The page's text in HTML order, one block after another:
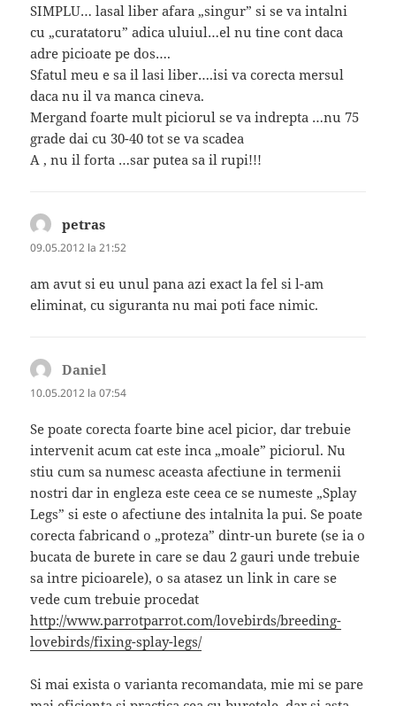
SIMPLU… lasal liber afara „singur” si se va intalni
cu „curatatoru” adica uluiul…el nu tine cont daca
adre picioate pe dos….
Sfatul meu e sa il lasi liber….isi va corecta mersul
daca nu il va manca cineva.
Mergand foarte mult piciorul se va indrepta …nu 75
grade dai cu 30-40 tot se va scadea
A , nu il forta …sar putea sa il rupi!!!
petras
09.05.2012 la 21:52
am avut si eu unul pana azi exact la fel si l-am
eliminat, cu siguranta nu mai poti face nimic.
Daniel
10.05.2012 la 07:54
Se poate corecta foarte bine acel picior, dar trebuie
intervenit acum cat este inca „moale” piciorul. Nu
stiu cum sa numesc aceasta afectiune in termenii
nostri dar in engleza este ceea ce se numeste „Splay
Legs” si este o afectiune des intalnita la pui. Se poate
corecta fabricand o „proteza” dintr-un burete (se ia o
bucata de burete in care se dau 2 gauri unde trebuie
sa intre picioarele), o sa atasez un link in care se
vede cum trebuie procedat
http://www.parrotparrot.com/lovebirds/breeding-
lovebirds/fixing-splay-legs/
Si mai exista o varianta recomandata, mie mi se pare